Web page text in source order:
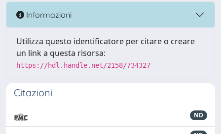
Informazioni
Utilizza questo identificatore per citare o creare
un link a questa risorsa:
https://hdl.handle.net/2158/734327
Citazioni
ND